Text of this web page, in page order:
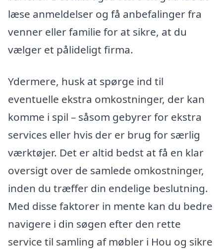
læse anmeldelser og få anbefalinger fra
venner eller familie for at sikre, at du
vælger et pålideligt firma.
Ydermere, husk at spørge ind til
eventuelle ekstra omkostninger, der kan
komme i spil – såsom gebyrer for ekstra
services eller hvis der er brug for særlig
værktøjer. Det er altid bedst at få en klar
oversigt over de samlede omkostninger,
inden du træffer din endelige beslutning.
Med disse faktorer in mente kan du bedre
navigere i din søgen efter den rette
service til samling af møbler i Hou og sikre